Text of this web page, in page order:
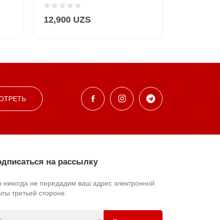
12,900 UZS
на рассылку
не передадим ваш адрес электронной
третьей стороне.